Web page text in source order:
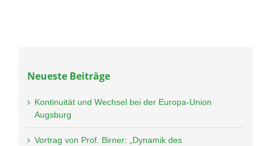
Neueste Beiträge
Kontinuität und Wechsel bei der Europa-Union
Augsburg
Vortrag von Prof. Birner: „Dynamik des